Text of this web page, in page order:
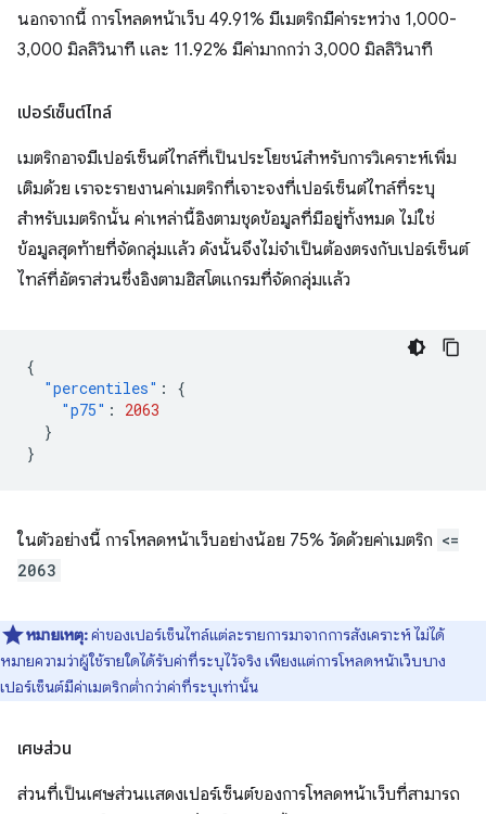
นอกจากนี้ การโหลดหน้าเว็บ 49.91% มีเมตริกมีค่าระหว่าง 1,000-
3,000 มิลลิวินาที และ 11.92% มีค่ามากกว่า 3,000 มิลลิวินาที
เปอร์เซ็นต์ไทล์
เมตริกอาจมีเปอร์เซ็นต์ไทล์ที่เป็นประโยชน์สําหรับการวิเคราะห์เพิ่ม
เติมด้วย เราจะรายงานค่าเมตริกที่เจาะจงที่เปอร์เซ็นต์ไทล์ที่ระบุ
สำหรับเมตริกนั้น ค่าเหล่านี้อิงตามชุดข้อมูลที่มีอยู่ทั้งหมด ไม่ใช่
ข้อมูลสุดท้ายที่จัดกลุ่มแล้ว ดังนั้นจึงไม่จำเป็นต้องตรงกับเปอร์เซ็นต์
ไทล์ที่อัตราส่วนซึ่งอิงตามฮิสโตแกรมที่จัดกลุ่มแล้ว
{
"percentiles" :
{
"p75" :
2063
}
}
ในตัวอย่างนี้ การโหลดหน้าเว็บอย่างน้อย 75% วัดด้วยค่าเมตริก <=
2063
หมายเหตุ:ค่าของเปอร์เซ็นไทล์แต่ละรายการมาจากการสังเคราะห์ ไม่ได้
หมายความว่าผู้ใช้รายใดได้รับค่าที่ระบุไว้จริง เพียงแต่การโหลดหน้าเว็บบาง
เปอร์เซ็นต์มีค่าเมตริกต่ำกว่าค่าที่ระบุเท่านั้น
เศษส่วน
ส่วนที่เป็นเศษส่วนแสดงเปอร์เซ็นต์ของการโหลดหน้าเว็บที่สามารถ